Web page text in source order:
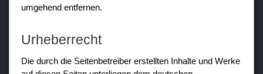
umgehend entfernen.
Urheberrecht
Die durch die Seitenbetreiber erstellten Inhalte und Werke